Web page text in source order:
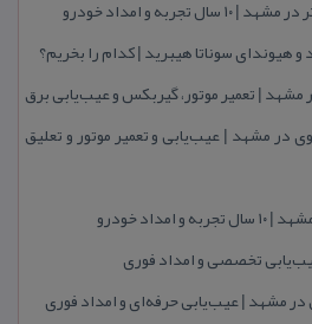
و امداد خودرو
و هیوندای سوناتا هیبرید | كدام را بخریم؟
در مشهد | عیب‌یابی و تعمیر موتور و تعلیق
خودرو
تخصصی و امداد فوری
مشهد | عیب‌یابی حرفه‌ای و امداد فوری